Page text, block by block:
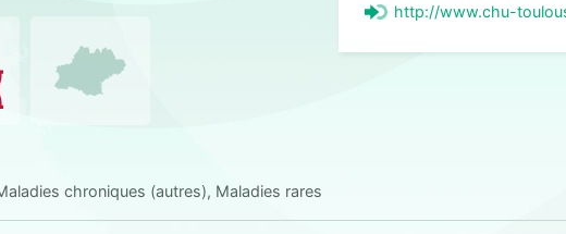
http://www.chu-
chroniques (autres), Maladies rares